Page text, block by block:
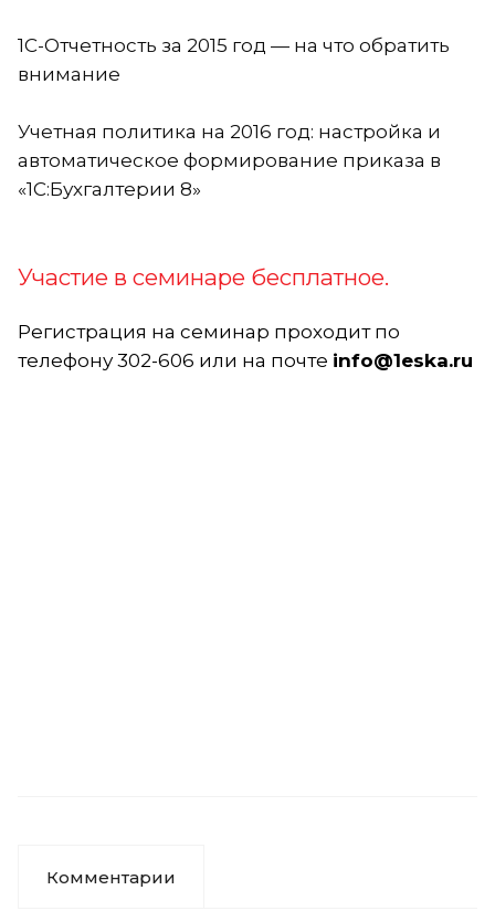
1С-Отчетность за 2015 год — на что обратить
внимание
Учетная политика на 2016 год: настройка и
автоматическое формирование приказа в
«1С:Бухгалтерии 8»
Участие в семинаре бесплатное.
Регистрация на семинар проходит по
телефону 302-606 или на почте info@1eska.ru
Комментарии